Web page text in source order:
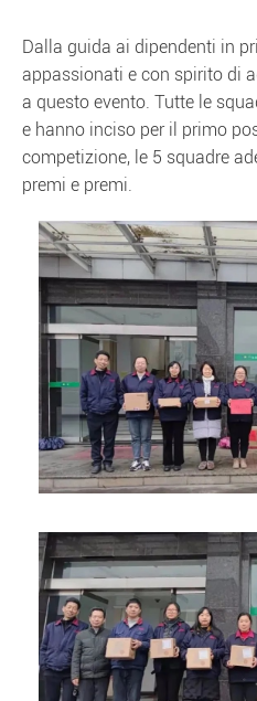
Dalla guida ai dipendenti in
appassionati e con spirito di
a questo evento. Tutte le
e hanno inciso per il primo
competizione, le 5 squadre
premi e premi.